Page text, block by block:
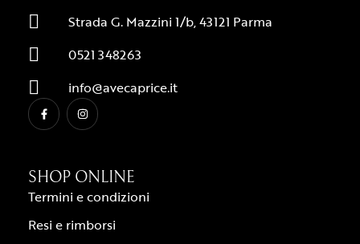
Strada G. Mazzini 1/b, 43121 Parma
0521 348263
info@avecaprice.it
SHOP ONLINE
Termini e condizioni
Resi e rimborsi